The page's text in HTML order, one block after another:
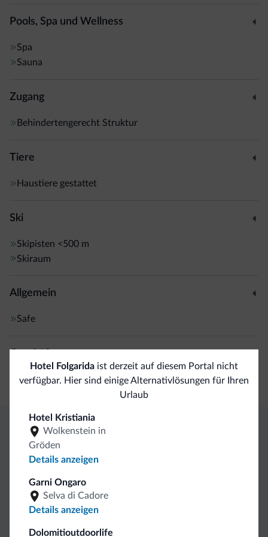
serviert.
Von den Folgarida-Skipisten trennen Sie 200 m. Den Kurort
Comano Terme erreichen Sie wiederum nach einer 1-
Pools, Spa und Wellness
Spa
Sauna
Zugang
Behindertengerecht Struktur
Tiere
Haustiere gestattet
Ski
Skipisten <500 m
Skiraum
Allgemein
Safe
Boutiquen/Geschäfte
Hotel Folgarida ist derzeit auf diesem Portal nicht
verfügbar. Hier sind einige Alternativlösungen für Ihren
Urlaub
Hotel Kristiania
Wolkenstein in
Gröden
Details anzeigen
Garni Ongaro
Selva di Cadore
Details anzeigen
Dolomitioutdoorlife
Exklusive Vorteile von Dolomiti.it
Direkter
Kontakt
Preise